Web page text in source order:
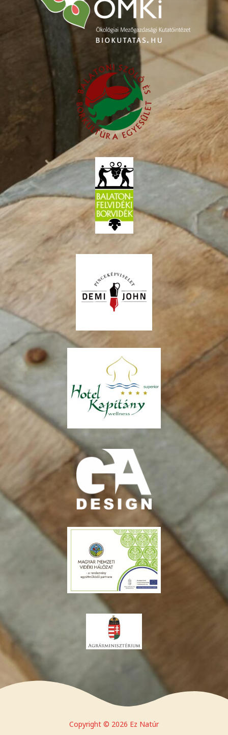
Copyright © 2026 Ez Natúr